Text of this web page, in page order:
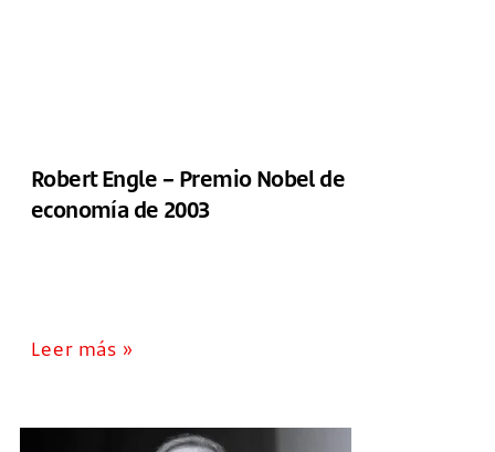
Robert Engle – Premio Nobel de
economía de 2003
Leer más »